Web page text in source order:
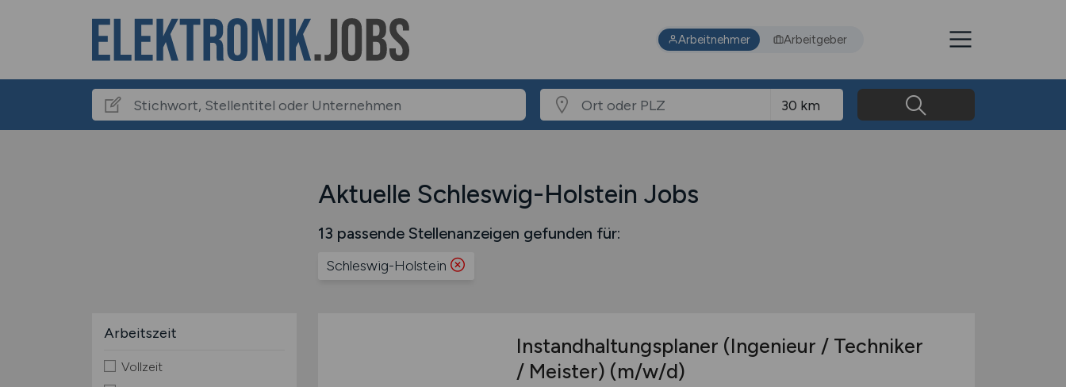
Arbeitnehmer Arbeitgeber
Aktuelle Schleswig-Holstein Jobs
13 passende Stellenanzeigen gefunden für:
Schleswig-Holstein
Arbeitszeit
Vollzeit
Instandhaltungsplaner (Ingenieur / Techniker
/ Meister) (m/w/d)